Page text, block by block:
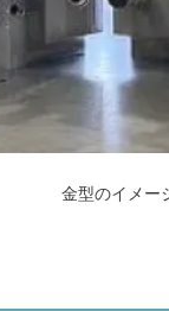
金型のイメー